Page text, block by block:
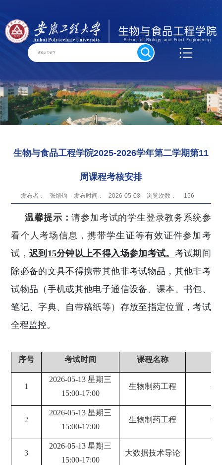
生物与食品工程学院2025-2026学年第二学期第11
周课程考核安排
发布者： 张煊钧 发布时间： 2026-05-08 浏览次数： 156
温馨提示：请参加考试的学生登录教务系统参
看个人考场信息，携带学生证等有效证件参加考
试，迟到 15分钟以上不得入场参加考试。 考试期间
除必备的文具不得携带其他非考试物品，其他非考
试物品（手机或其他电子通信设备、课本、书包、
笔记、字典、自带稿纸等）存放至指定位置，考试
全程监控。
序号 考试时间 课程名称
1
2026-05-13 星期三
15:00-17:00
生物制药工程 生
2
2026-05-13 星期三
15:00-17:00
生物制药工程 生
3
2026-05-13 星期三
15:00-17:00
大数据技术导论